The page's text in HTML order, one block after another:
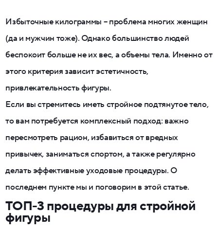
Избыточные килограммы – проблема многих женщин
(да и мужчин тоже). Однако большинство людей
беспокоит больше не их вес, а объемы тела. Именно от
этого критерия зависит эстетичность,
привлекательность фигуры.
Если вы стремитесь иметь стройное подтянутое тело,
то вам потребуется комплексный подход: важно
пересмотреть рацион, избавиться от вредных
привычек, заниматься спортом, а также регулярно
делать эффективные уходовые процедуры. О
последнем пункте мы и поговорим в этой статье.
ТОП-3 процедуры для стройной
фигуры